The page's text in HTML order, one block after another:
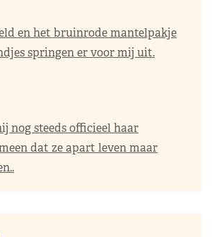
en het bruinrode mantelpakje
springen er voor mij uit.
nog steeds officieel haar
dat ze apart leven maar